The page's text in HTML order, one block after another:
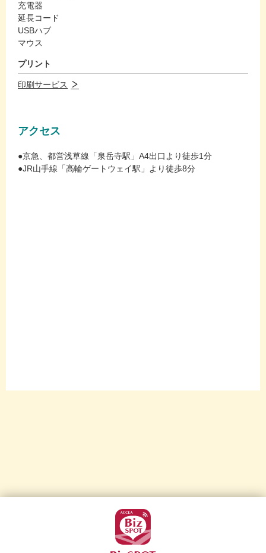
充電器
延長コード
USBハブ
マウス
プリント
印刷サービス
アクセス
●京急、都営浅草線「泉岳寺駅」A4出口より徒歩1分
●JR山手線「高輪ゲートウェイ駅」より徒歩8分